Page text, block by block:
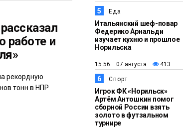
работе и
рекордную
тонн в НПР
5 Еда
Итальянский шеф-повар
Федерико Арнальди
изучает кухню и прошлое
Норильска
15:56 07 августа 413
6 Спорт
Игрок ФК «Норильск»
Артём Антошкин помог
сборной России взять
золото в футзальном
турнире